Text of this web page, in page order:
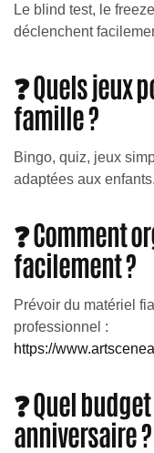
Le blind test, le
déclenchent
❓ Quels jeux
famille ?
Bingo, quiz, jeux
adaptées aux enfants.
❓ Comment
facilement ?
Prévoir du matériel
professionnel :
https://
❓ Quel
anniversaire ?